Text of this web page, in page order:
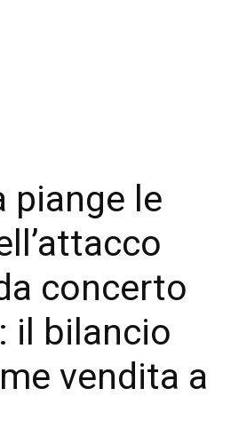
piange le
concerto
il bilancio
vendita a